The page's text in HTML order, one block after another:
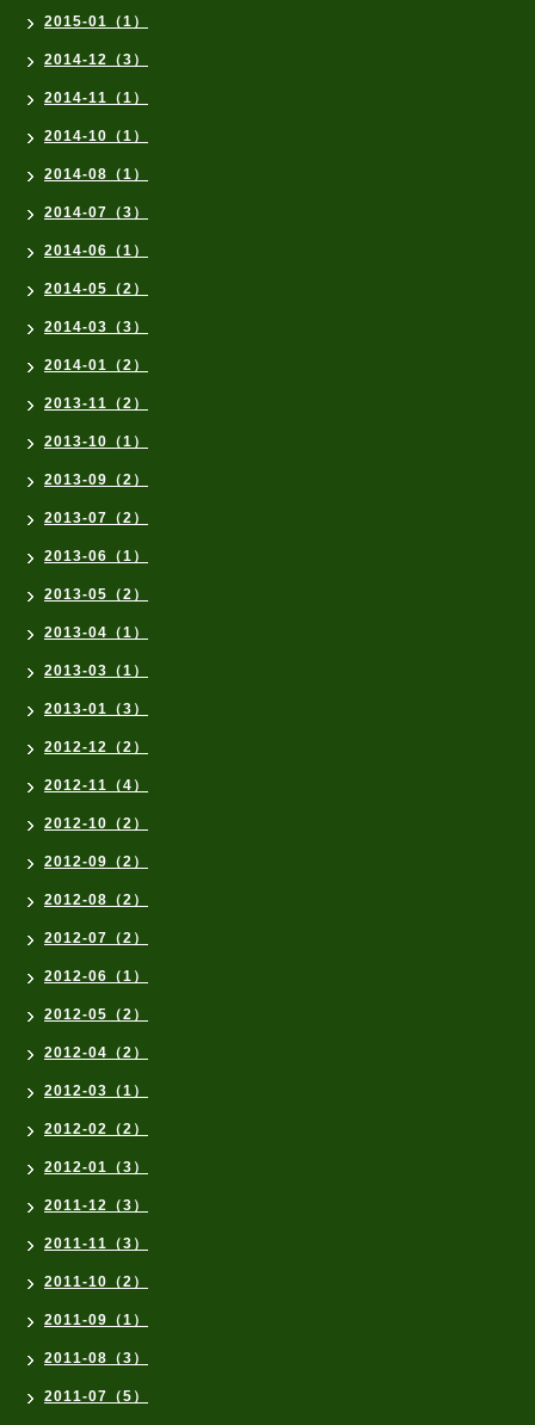
2015-01（1）
2014-12（3）
2014-11（1）
2014-10（1）
2014-08（1）
2014-07（3）
2014-06（1）
2014-05（2）
2014-03（3）
2014-01（2）
2013-11（2）
2013-10（1）
2013-09（2）
2013-07（2）
2013-06（1）
2013-05（2）
2013-04（1）
2013-03（1）
2013-01（3）
2012-12（2）
2012-11（4）
2012-10（2）
2012-09（2）
2012-08（2）
2012-07（2）
2012-06（1）
2012-05（2）
2012-04（2）
2012-03（1）
2012-02（2）
2012-01（3）
2011-12（3）
2011-11（3）
2011-10（2）
2011-09（1）
2011-08（3）
2011-07（5）